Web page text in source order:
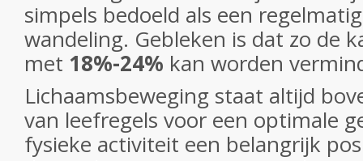
simpels bedoeld als een
wandeling. Gebleken is dat zo de
met 18%-24% kan worden
Lichaamsbeweging staat altijd
van leefregels voor een optimale
fysieke activiteit een belangrijk